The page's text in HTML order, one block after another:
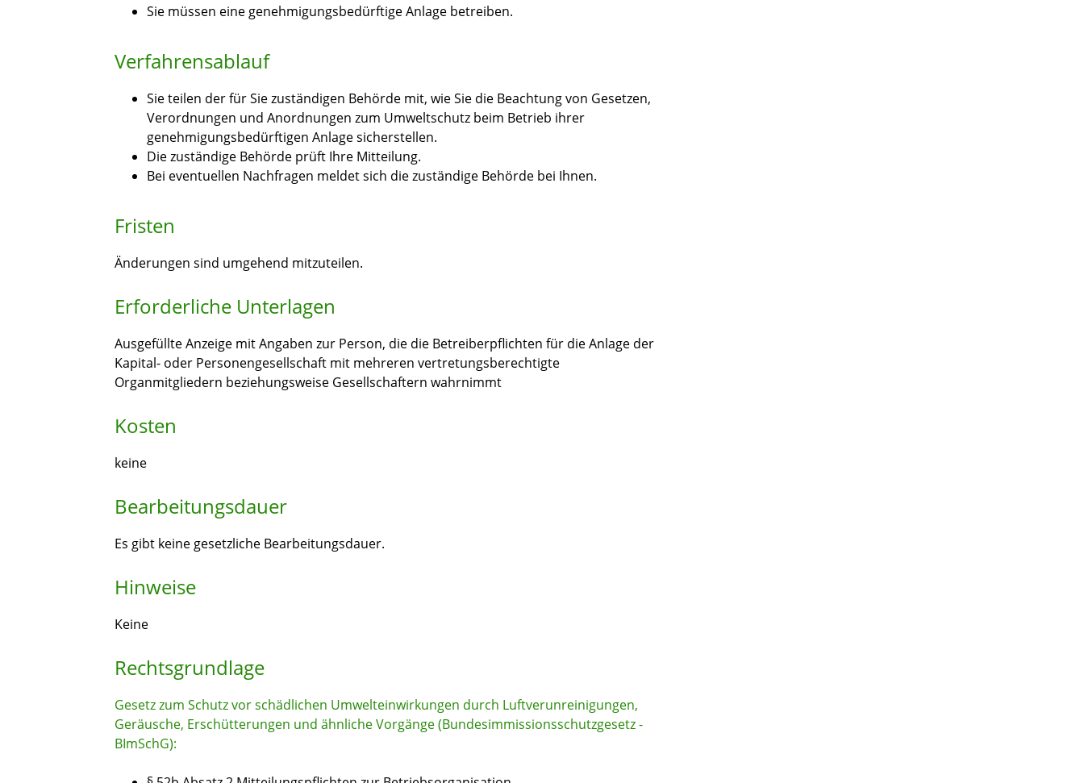
Sie müssen eine genehmigungsbedürftige Anlage betreiben.
Verfahrensablauf
Sie teilen der für Sie zuständigen Behörde mit, wie Sie die Beachtung von Gesetzen,
Verordnungen und Anordnungen zum Umweltschutz beim Betrieb ihrer
genehmigungsbedürftigen Anlage sicherstellen.
Die zuständige Behörde prüft Ihre Mitteilung.
Bei eventuellen Nachfragen meldet sich die zuständige Behörde bei Ihnen.
Fristen
Änderungen sind umgehend mitzuteilen.
Erforderliche Unterlagen
Ausgefüllte Anzeige mit Angaben zur Person, die die Betreiberpflichten für die Anlage der
Kapital- oder Personengesellschaft mit mehreren vertretungsberechtigte
Organmitgliedern beziehungsweise Gesellschaftern wahrnimmt
Kosten
keine
Bearbeitungsdauer
Es gibt keine gesetzliche Bearbeitungsdauer.
Hinweise
Keine
Rechtsgrundlage
Gesetz zum Schutz vor schädlichen Umwelteinwirkungen durch Luftverunreinigungen,
Geräusche, Erschütterungen und ähnliche Vorgänge (Bundesimmissionsschutzgesetz -
BImSchG):